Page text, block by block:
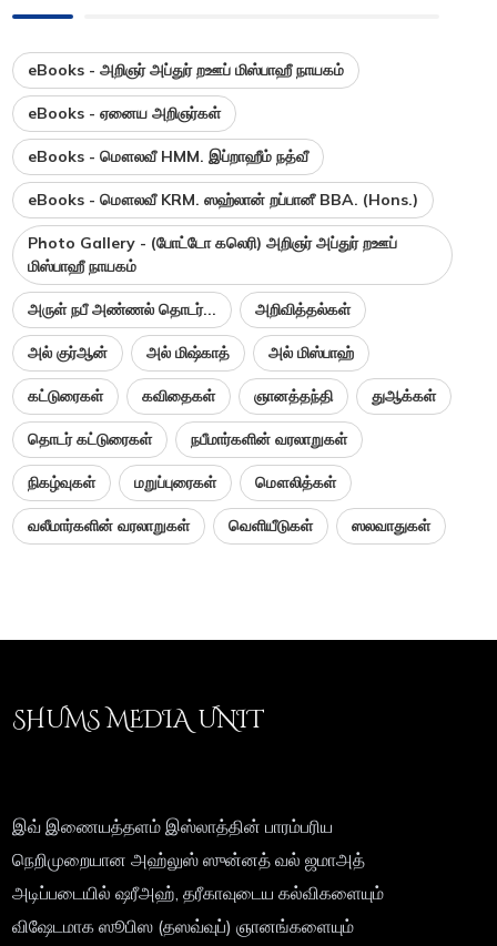
eBooks - அறிஞர் அப்துர் றஊப் மிஸ்பாஹீ நாயகம்
eBooks - ஏனைய அறிஞர்கள்
eBooks - மௌலவீ HMM. இப்றாஹீம் நத்வீ
eBooks - மௌலவீ KRM. ஸஹ்லான் றப்பானீ BBA. (Hons.)
Photo Gallery - (போட்டோ கலெரி) அறிஞர் அப்துர் றஊப்
மிஸ்பாஹீ நாயகம்
அருள் நபீ அண்ணல் தொடர்... அறிவித்தல்கள்
அல் குர்ஆன் அல் மிஷ்காத் அல் மிஸ்பாஹ்
கட்டுரைகள் கவிதைகள் ஞானத்தந்தி துஆக்கள்
தொடர் கட்டுரைகள் நபீமார்களின் வரலாறுகள்
நிகழ்வுகள் மறுப்புரைகள் மௌலித்கள்
வலீமார்களின் வரலாறுகள் வெளியீடுகள் ஸலவாதுகள்
SHUMS MEDIA UNIT
இவ் இணையத்தளம் இஸ்லாத்தின் பாரம்பரிய
நெறிமுறையான அஹ்லுஸ் ஸுன்னத் வல் ஜமாஅத்
அடிப்படையில் ஷரீஅஹ், தரீகாவுடைய கல்விகளையும்
விஷேடமாக ஸூபிஸ (தஸவ்வுப்) ஞானங்களையும்